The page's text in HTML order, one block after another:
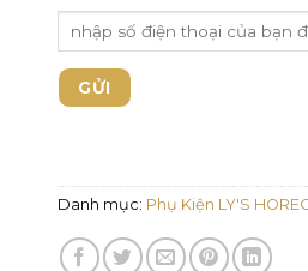
Danh mục: Phụ Kiện LY'S